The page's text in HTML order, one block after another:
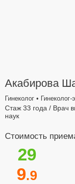
Акабирова
Гинеколог •
Стаж 33 года / Врач
наук
Стоимость
29
9.9